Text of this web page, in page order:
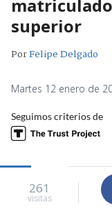
superior
PorFelipe Delgado
Martes 12 enero de
Seguimos criterios de
261
visitas